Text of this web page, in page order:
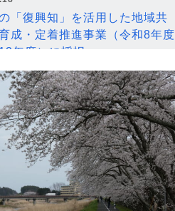
「復興知」を活用した地域共
成・定着推進事業（令和8年度
年度）に採択